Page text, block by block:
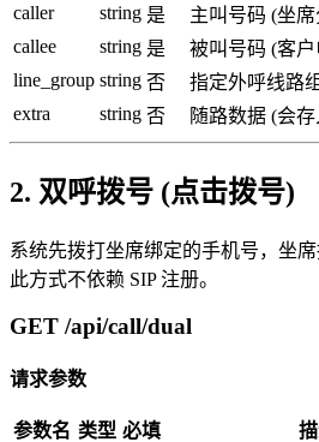
caller
string 是
主叫号码 (坐
callee
string 是
被叫号码 (客
line_group string 否
指定外呼线路
extra
string 否 随路数据 (会
2. 双呼拨号 (点击拨号)
系统先拨打坐席绑定的手机号，坐
此方式不依赖 SIP 注册。
GET /api/call/dual
请求参数
参数名 类型 必填